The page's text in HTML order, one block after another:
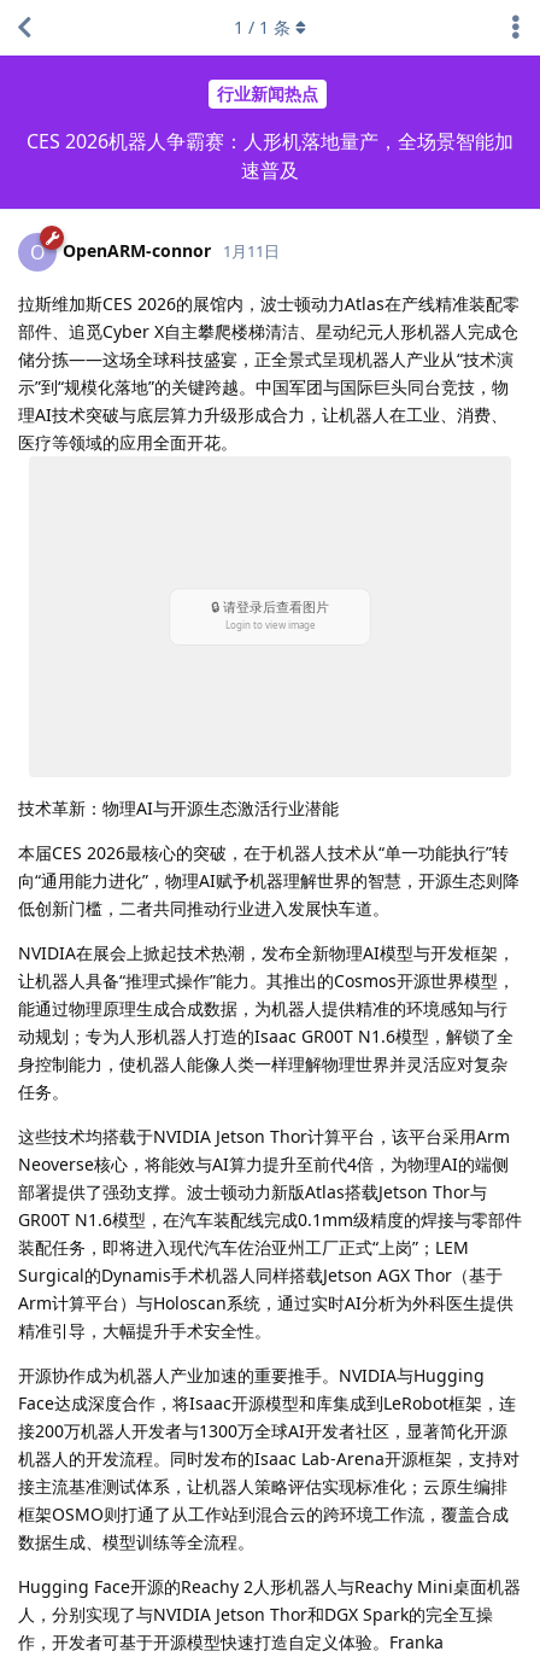
行业新闻热点
CES 2026机器人争霸赛：人形机落地量产，全场景智能加
速普及
1 / 1 条
O OpenARM-connor 1月11日
拉斯维加斯CES 2026的展馆内，波士顿动力Atlas在产线精准装配零
部件、追觅Cyber X自主攀爬楼梯清洁、星动纪元人形机器人完成仓
储分拣——这场全球科技盛宴，正全景式呈现机器人产业从“技术演
示”到“规模化落地”的关键跨越。中国军团与国际巨头同台竞技，物
理AI技术突破与底层算力升级形成合力，让机器人在工业、消费、
医疗等领域的应用全面开花。
技术革新：物理AI与开源生态激活行业潜能
本届CES 2026最核心的突破，在于机器人技术从“单一功能执行”转
向“通用能力进化”，物理AI赋予机器理解世界的智慧，开源生态则降
低创新门槛，二者共同推动行业进入发展快车道。
NVIDIA在展会上掀起技术热潮，发布全新物理AI模型与开发框架，
让机器人具备“推理式操作”能力。其推出的Cosmos开源世界模型，
能通过物理原理生成合成数据，为机器人提供精准的环境感知与行
动规划；专为人形机器人打造的Isaac GR00T N1.6模型，解锁了全
身控制能力，使机器人能像人类一样理解物理世界并灵活应对复杂
任务。
这些技术均搭载于NVIDIA Jetson Thor计算平台，该平台采用Arm
Neoverse核心，将能效与AI算力提升至前代4倍，为物理AI的端侧
部署提供了强劲支撑。波士顿动力新版Atlas搭载Jetson Thor与
GR00T N1.6模型，在汽车装配线完成0.1mm级精度的焊接与零部件
装配任务，即将进入现代汽车佐治亚州工厂正式“上岗”；LEM
Surgical的Dynamis手术机器人同样搭载Jetson AGX Thor（基于
Arm计算平台）与Holoscan系统，通过实时AI分析为外科医生提供
精准引导，大幅提升手术安全性。
开源协作成为机器人产业加速的重要推手。NVIDIA与Hugging
Face达成深度合作，将Isaac开源模型和库集成到LeRobot框架，连
接200万机器人开发者与1300万全球AI开发者社区，显著简化开源
机器人的开发流程。同时发布的Isaac Lab-Arena开源框架，支持对
接主流基准测试体系，让机器人策略评估实现标准化；云原生编排
框架OSMO则打通了从工作站到混合云的跨环境工作流，覆盖合成
数据生成、模型训练等全流程。
Hugging Face开源的Reachy 2人形机器人与Reachy Mini桌面机器
人，分别实现了与NVIDIA Jetson Thor和DGX Spark的完全互操
作，开发者可基于开源模型快速打造自定义体验。Franka